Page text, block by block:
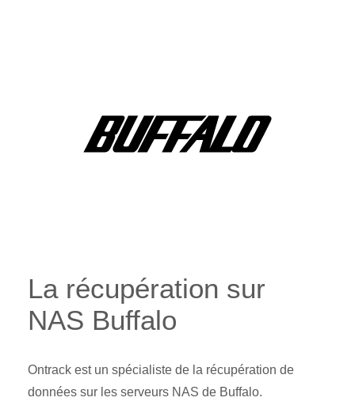
La récupération sur
NAS Buffalo
Ontrack est un spécialiste de la récupération de
données sur les serveurs NAS de Buffalo.